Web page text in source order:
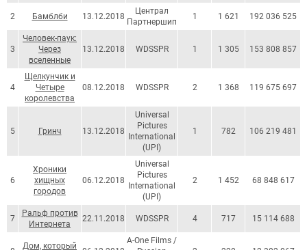
2 Бамблби 13.12.2018
Централ
Партнершип
1 1 621 192 036 525
3
Человек-паук:
Через
вселенные
13.12.2018 WDSSPR 1 1 305 153 808 857
4
Щелкунчик и
Четыре
королевства
08.12.2018 WDSSPR 2 1 368 119 675 697
5 Гринч 13.12.2018
Universal
Pictures
International
(UPI)
1 782 106 219 481
6
Хроники
хищных
городов
06.12.2018
Universal
Pictures
International
(UPI)
2 1 452 68 848 617
7
Ральф против
Интернета
22.11.2018 WDSSPR 4 717 15 114 688
Дом, который
A-One Films /